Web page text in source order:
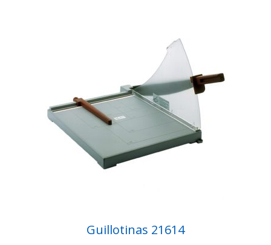
Guillotinas 21614